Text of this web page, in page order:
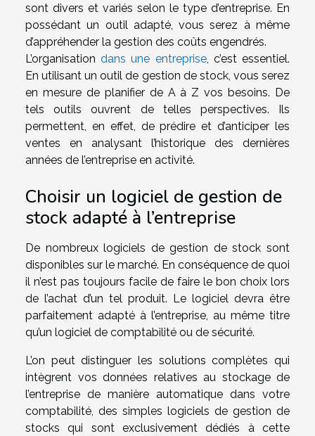
sont divers et variés selon le type d’entreprise. En
possédant un outil adapté, vous serez à même
d’appréhender la gestion des coûts engendrés.
L’organisationdans une entreprise, c’est essentiel.
En utilisant un outil de gestion de stock, vous serez
en mesure de planifier de A à Z vos besoins. De
tels outils ouvrent de telles perspectives. Ils
permettent, en effet, de prédire et d’anticiper les
ventes en analysant l’historique des dernières
années de l’entreprise en activité.
Choisir un logiciel de gestion de
stock adapté à l’entreprise
De nombreux logiciels de gestion de stock sont
disponibles sur le marché. En conséquence de quoi
il n’est pas toujours facile de faire le bon choix lors
de l’achat d’un tel produit. Le logiciel devra être
parfaitement adapté à l’entreprise, au même titre
qu’un logiciel de comptabilité ou de sécurité.
L’on peut distinguer les solutions complètes qui
intègrent vos données relatives au stockage de
l’entreprise de manière automatique dans votre
comptabilité, des simples logiciels de gestion de
stocks qui sont exclusivement dédiés à cette